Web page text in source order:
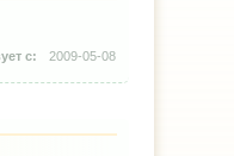
2009-05-08